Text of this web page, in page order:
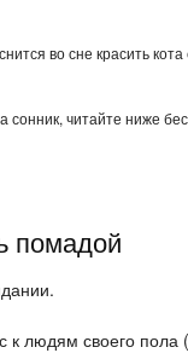
во сне красить
сонник, читайте ниже
помадой
людям своего пола